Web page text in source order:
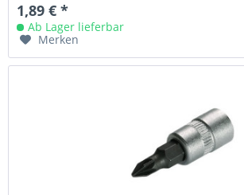
1,89 € *
Ab Lager lieferbar
Merken